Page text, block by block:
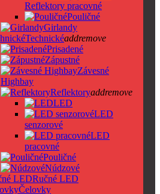
Reflektory pracovné
Pouličné
Girlandy
Technickéaddremove
Prisadené
Zápustné
Závesné
Highbay
Reflektoryaddremove
LED
LED
senzorové
LED
pracovné
Pouličné
Núdzové
Ručné LED
Čelovky